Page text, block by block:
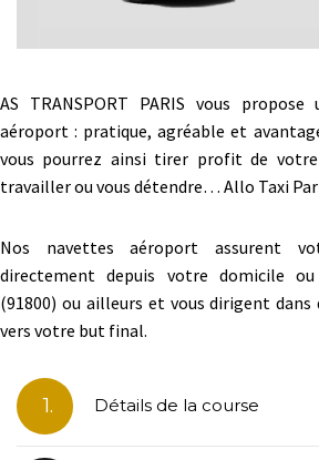
AS TRANSPORT PARIS vous
aéroport : pratique, agréable et
vous pourrez ainsi tirer profit de
travailler ou vous détendre… Allo Taxi
Nos navettes aéroport assurent
directement depuis votre domicile
(91800) ou ailleurs et vous dirigent
vers votre but final.
1. Détails de la course